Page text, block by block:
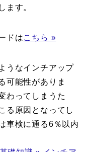
ます。
ドはこちら »
うなインチアップ
可能性がありま
わってしまうた
る原因となってし
車検に通る6％以内